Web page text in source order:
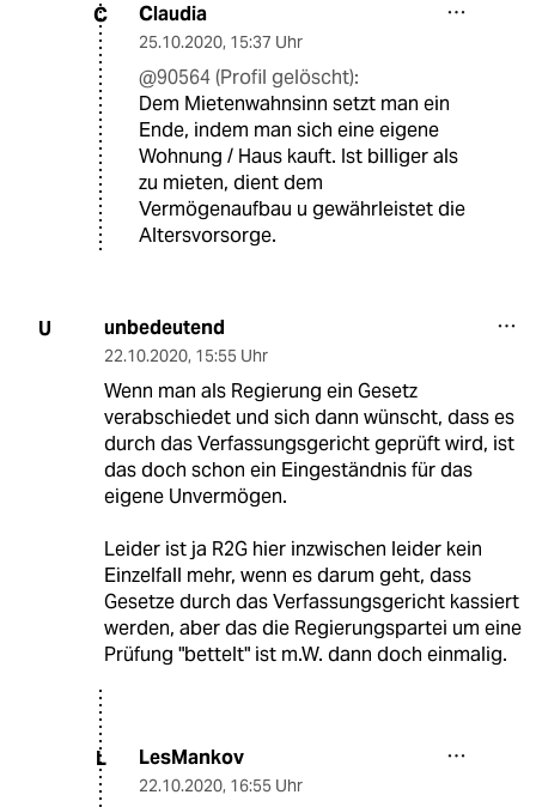
C Claudia
25.10.2020, 15:37 Uhr
@90564 (Profil gelöscht):
Dem Mietenwahnsinn setzt man ein
Ende, indem man sich eine eigene
Wohnung / Haus kauft. Ist billiger als
zu mieten, dient dem
Vermögenaufbau u gewährleistet die
Altersvorsorge.
U unbedeutend
22.10.2020, 15:55 Uhr
Wenn man als Regierung ein Gesetz
verabschiedet und sich dann wünscht, dass es
durch das Verfassungsgericht geprüft wird, ist
das doch schon ein Eingeständnis für das
eigene Unvermögen.
Leider ist ja R2G hier inzwischen leider kein
Einzelfall mehr, wenn es darum geht, dass
Gesetze durch das Verfassungsgericht kassiert
werden, aber das die Regierungspartei um eine
Prüfung "bettelt" ist m.W. dann doch einmalig.
L LesMankov
22.10.2020, 16:55 Uhr